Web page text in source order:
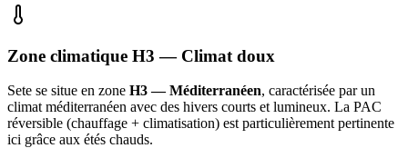
Zone climatique H3 — Climat doux
Sete se situe en zone H3 — Méditerranéen, caractérisée par un
climat méditerranéen avec des hivers courts et lumineux. La PAC
réversible (chauffage + climatisation) est particulièrement pertinente
ici grâce aux étés chauds.